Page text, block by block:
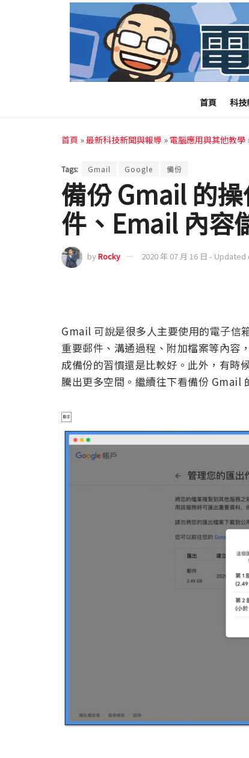
首頁 科技
首頁 »最新科技新聞與報導 » 電腦應用與其他教學
Tags: Gmail Google 備份
備份 Gmail 的
件、Email 內容
byRocky 2020 年 07 月 16 日 - Updated
Gmail 可說是很多人主要使用的電子信
重要郵件、溝通過程、附加檔案等內容
成備份的習慣還是比較好。此外，有時
騰出更多空間。繼續往下看備份 Gmail
